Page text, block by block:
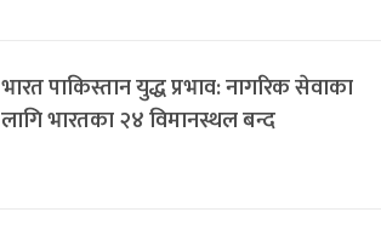
भारत पाकिस्तान युद्ध प्रभाव: नागरिक सेवाका
लागि भारतका २४ विमानस्थल बन्द